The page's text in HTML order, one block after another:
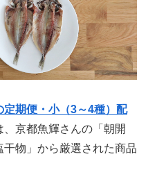
定期便・小（3～4種）配
、京都魚輝さんの「朝開
物」から厳選された商品